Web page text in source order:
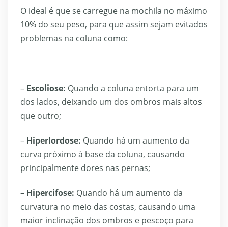
O ideal é que se carregue na mochila no máximo
10% do seu peso, para que assim sejam evitados
problemas na coluna como:
– Escoliose: Quando a coluna entorta para um
dos lados, deixando um dos ombros mais altos
que outro;
– Hiperlordose: Quando há um aumento da
curva próximo à base da coluna, causando
principalmente dores nas pernas;
– Hipercifose: Quando há um aumento da
curvatura no meio das costas, causando uma
maior inclinação dos ombros e pescoço para